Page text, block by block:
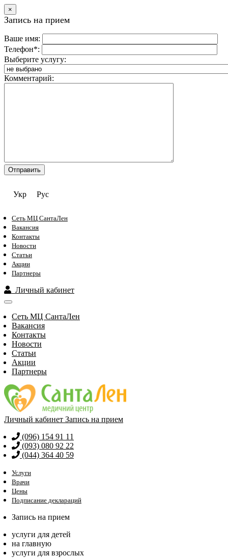
×
Запись на прием
Ваше имя:
Телефон*:
Выберите услугу:
Комментарий:
Укр Рус
Сеть МЦ СантаЛен
Вакансия
Контакты
Новости
Статьи
Акции
Партнеры
Личный кабинет
Сеть МЦ СантаЛен
Вакансия
Контакты
Новости
Статьи
Акции
Партнеры
Личный кабинет Запись на прием
(096) 154 91 11
(093) 080 92 22
(044) 364 40 59
Услуги
Врачи
Цены
Подписание деклараций
Запись на прием
услуги для детей
на главную
услуги для взрослых